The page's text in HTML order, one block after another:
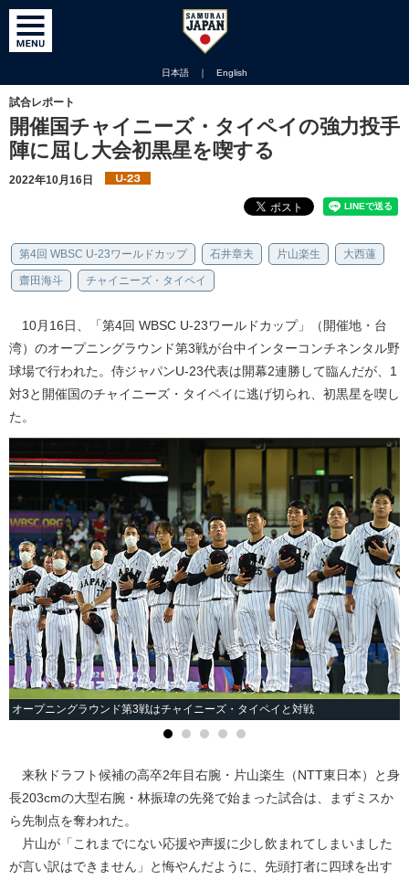
日本語 ｜ English
試合レポート
開催国チャイニーズ・タイペイの強力投手
陣に屈し大会初黒星を喫する
2022年10月16日
第4回 WBSC U-23ワールドカップ 石井章夫 片山楽生 大西蓮
齋田海斗 チャイニーズ・タイペイ
10月16日、「第4回 WBSC U-23ワールドカップ」（開催地・台
湾）のオープニングラウンド第3戦が台中インターコンチネンタル野
球場で行われた。侍ジャパンU-23代表は開幕2連勝して臨んだが、1
対3と開催国のチャイニーズ・タイペイに逃げ切られ、初黒星を喫し
た。
オープニングラウンド第3戦はチャイニーズ・タイペイと対戦
来秋ドラフト候補の高卒2年目右腕・片山楽生（NTT東日本）と身
長203cmの大型右腕・林振瑋の先発で始まった試合は、まずミスか
ら先制点を奪われた。
片山が「これまでにない応援や声援に少し飲まれてしまいました
が言い訳はできません」と悔やんだように、先頭打者に四球を出す